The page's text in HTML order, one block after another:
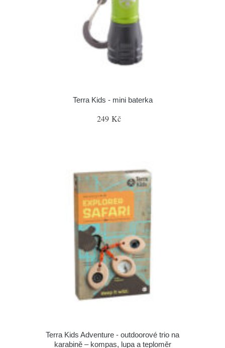
Terra Kids - mini baterka
249 Kč
Terra Kids Adventure - outdoorové trio na
karabině – kompas, lupa a teploměr